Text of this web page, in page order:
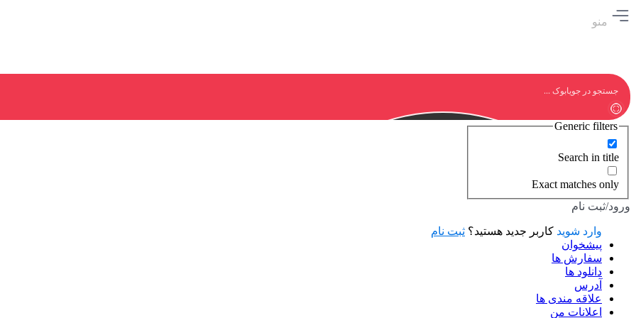
منو
Generic filters
Search in title
Exact matches only
ورود/ثبت نام
وارد شوید کاربر جدید هستید؟ ثبت نام
پیشخوان
سفارش ها
دانلود ها
آدرس
علاقه مندی ها
اعلانات من